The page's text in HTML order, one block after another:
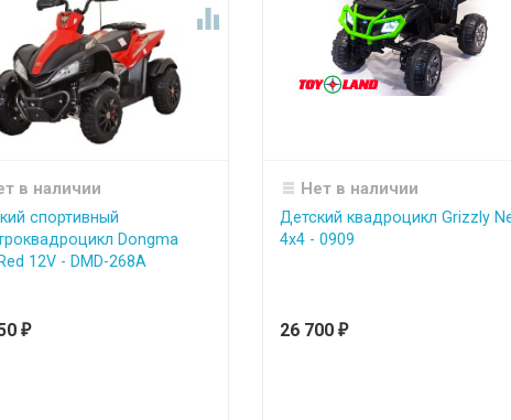

в наличии
спортивный
Dongma
12V - DMD-268A
₽
Нет в наличии
Детский квадроцикл Grizzly
4x4 - 0909
26 700 ₽